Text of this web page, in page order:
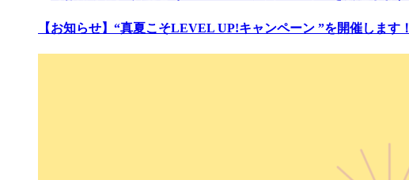
【お知らせ】“真夏こそLEVEL UP!キャンペーン ”を開催します！